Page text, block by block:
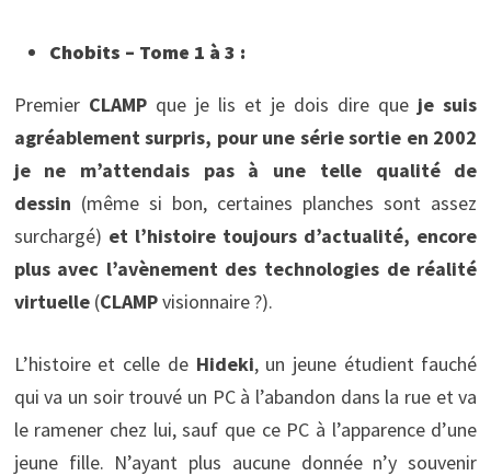
Chobits – Tome 1 à 3 :
Premier CLAMP que je lis et je dois dire que je suis
agréablement surpris, pour une série sortie en 2002
je ne m’attendais pas à une telle qualité de
dessin (même si bon, certaines planches sont assez
surchargé) et l’histoire toujours d’actualité, encore
plus avec l’avènement des technologies de réalité
virtuelle(CLAMPvisionnaire ?).
L’histoire et celle de Hideki, un jeune étudient fauché
qui va un soir trouvé un PC à l’abandon dans la rue et va
le ramener chez lui, sauf que ce PC à l’apparence d’une
jeune fille. N’ayant plus aucune donnée n’y souvenir